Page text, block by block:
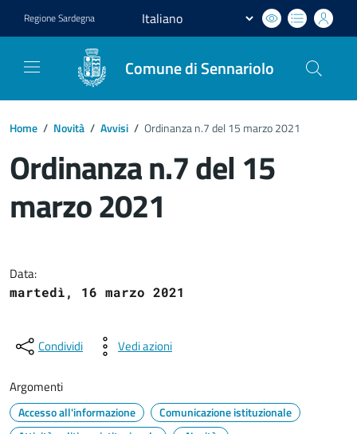
RegioneSardegna
Comune di Sennariolo
Home / Novità / Avvisi / Ordinanza n.7 del 15 marzo 2021
Ordinanza n.7 del 15
marzo 2021
Data:
martedì, 16 marzo 2021
Condividi Vedi azioni
Argomenti
Accesso all'informazione
Comunicazione istituzionale